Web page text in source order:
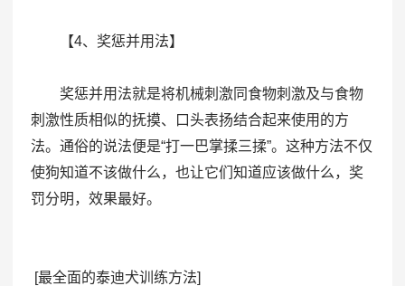
【4、奖惩并用法】
奖惩并用法就是将机械刺激同食物刺激及与食物
刺激性质相似的抚摸、口头表扬结合起来使用的方
法。通俗的说法便是“打一巴掌揉三揉”。这种方法不仅
使狗知道不该做什么，也让它们知道应该做什么，奖
罚分明，效果最好。
[最全面的泰迪犬训练方法]